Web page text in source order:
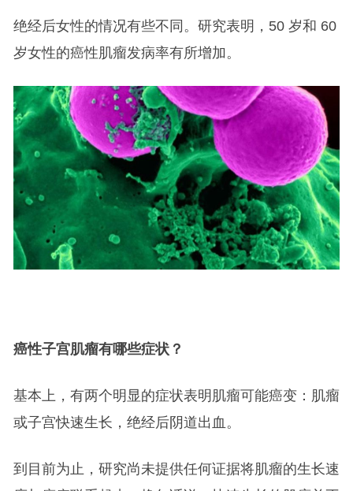
绝经后女性的情况有些不同。研究表明，50 岁和 60
岁女性的癌性肌瘤发病率有所增加。
癌性子宫肌瘤有哪些症状？
基本上，有两个明显的症状表明肌瘤可能癌变：肌瘤
或子宫快速生长，绝经后阴道出血。
到目前为止，研究尚未提供任何证据将肌瘤的生长速